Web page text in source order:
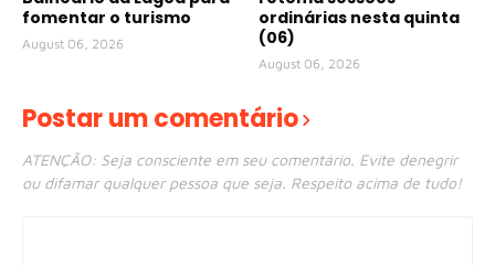
fomentar o turismo
August 06, 2026
ordinárias nesta quinta
(06)
August 06, 2026
Postar um comentário
ATENÇÃO: Seja consciente em seu comentário. Evite denegrir
ou difamar qualquer pessoa que seja. Respeito acima de tudo!